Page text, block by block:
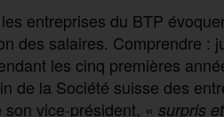
entreprises du BTP
des salaires. Comprendre :
les cinq premières
de la Société suisse des
vice-président, « surpris